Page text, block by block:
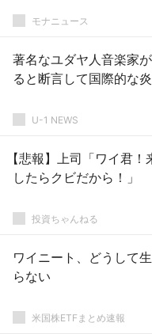
モナニュース
著名なユダヤ人音楽家
ると断言して国際的な
U-1 NEWS
【悲報】上司「ワイ君
したらクビだから！」
投資ちゃんねる
ワイニート、どうして
らない
米国株ETFまとめ速報